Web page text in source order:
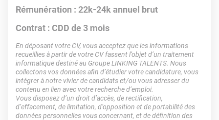
Rémunération : 22k-24k annuel brut
Contrat : CDD de 3 mois
En déposant votre CV, vous acceptez que les informations
recueillies à partir de votre CV fassent l’objet d’un traitement
informatique destiné au Groupe LINKING TALENTS. Nous
collectons vos données afin d’étudier votre candidature, vous
intégrer à notre vivier de candidats et/ou vous adresser du
contenu en lien avec votre recherche d’emploi.
Vous disposez d’un droit d’accès, de rectification,
d’effacement, de limitation, d’opposition et de portabilité des
données personnelles vous concernant, et de définition des